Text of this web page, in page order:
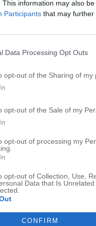
This information may also
Participants that may further
Data Processing Opt Outs
opt-out of the Sharing of my
opt-out of the Sale of my
opt-out of processing my
opt-out of Collection, Use,
Data that Is
CONFIRM
1 april 2019, 12:22
komma i
kostar
känns